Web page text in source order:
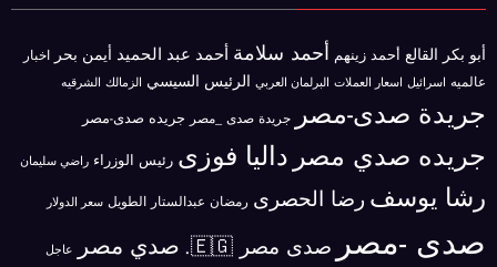
أبو بكر القالع أحمد زينهم أحمد سلامة أحمد عبد الحميد أيمن بحر اخبار
عالميه اسرائيل اسعار العملات البرلمان العربي الرئيس السيسي الزمالك الشرقيه
جريدة صدى-مصر جريدة صدى _مصر جريده صدى-مصر
جريده صدي مصر داليا فوزى رئيس الوزراء راضي سليمان
رشا يوسف رضا الحصرى رمضان عبدالستار الطويل سعر الدولار
صدى -مصر صدى مصر 🇪🇬. صدي مصر عاجل